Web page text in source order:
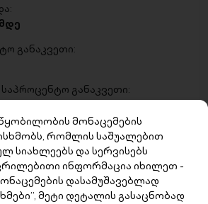
განაკვეთი:
განაკვეთი:
თანხა
მონაცემების
რომლის საშუალებით
სიახლეებს და სერვისებს
ინფორმაცია იხილეთ -
დასამუშავებლად
მეტი დეტალის გასაცნობად